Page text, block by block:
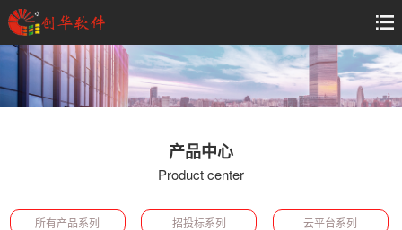
产品中心
Product center
所有产品系列 招投标系列 云平台系列